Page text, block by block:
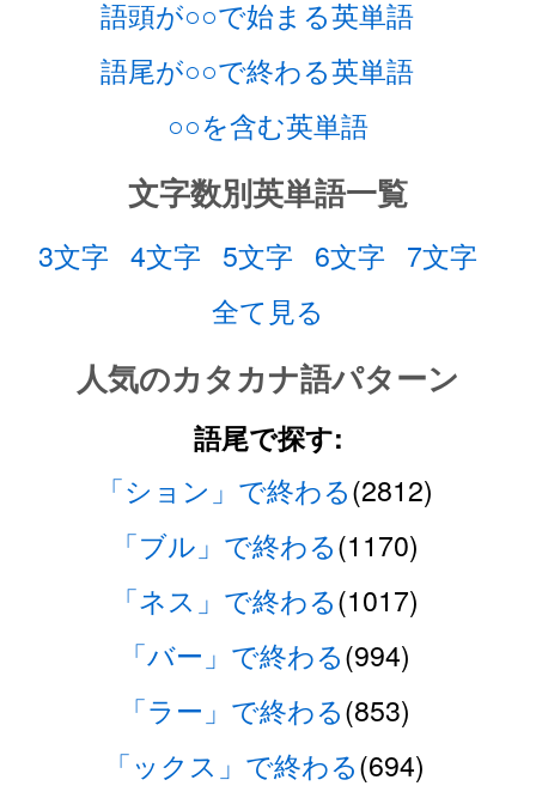
語頭が○○で始まる英単語
語尾が○○で終わる英単語
○○を含む英単語
文字数別英単語一覧
3文字 4文字 5文字 6文字 7文字
全て見る
人気のカタカナ語パターン
語尾で探す:
「ション」で終わる(2812)
「ブル」で終わる(1170)
「ネス」で終わる(1017)
「バー」で終わる(994)
「ラー」で終わる(853)
「ックス」で終わる(694)